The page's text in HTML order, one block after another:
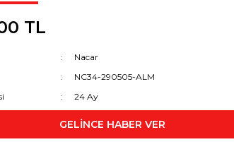
TL
Nacar
NC34-290505-ALM
24 Ay
GELİNCE HABER VER